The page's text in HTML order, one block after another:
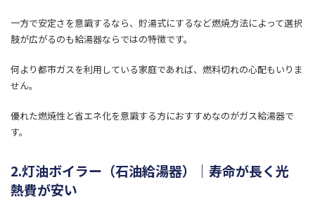
一方で安定さを意識するなら、貯湯式にするなど燃焼方法によって選択
肢が広がるのも給湯器ならではの特徴です。
何より都市ガスを利用している家庭であれば、燃料切れの心配もいりま
せん。
優れた燃焼性と省エネ化を意識する方におすすめなのがガス給湯器で
す。
2.灯油ボイラー（石油給湯器）｜寿命が長く光
熱費が安い